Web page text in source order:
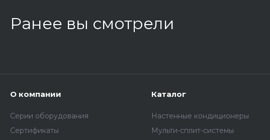
Ранее вы смотрели
О компании
Серии оборудования
Сертификаты
Каталог
Настенные кондиционеры
Мульти-сплит-системы